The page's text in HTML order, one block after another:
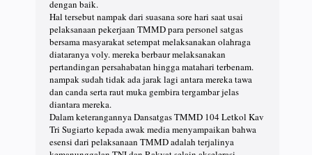
dengan baik.
Hal tersebut nampak dari suasana sore hari saat usai
pelaksanaan pekerjaan TMMD para personel satgas
bersama masyarakat setempat melaksanakan olahraga
diataranya voly. mereka berbaur melaksanakan
pertandingan persahabatan hingga matahari terbenam.
nampak sudah tidak ada jarak lagi antara mereka tawa
dan canda serta raut muka gembira tergambar jelas
diantara mereka.
Dalam keterangannya Dansatgas TMMD 104 Letkol Kav
Tri Sugiarto kepada awak media menyampaikan bahwa
esensi dari pelaksanaan TMMD adalah terjalinya